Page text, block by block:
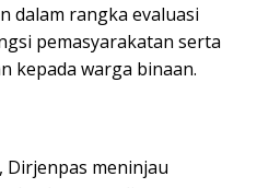
dalam rangka evaluasi
pemasyarakatan serta
kepada warga binaan.
Dirjenpas meninjau